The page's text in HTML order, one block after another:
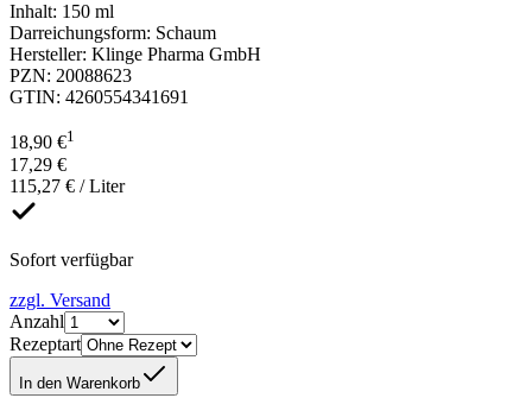
Inhalt: 150 ml
Darreichungsform: Schaum
Hersteller: Klinge Pharma GmbH
PZN: 20088623
GTIN: 4260554341691
18,90 €1
17,29 €
115,27 € / Liter
Sofort verfügbar
zzgl. Versand
Anzahl
Rezeptart
In den Warenkorb